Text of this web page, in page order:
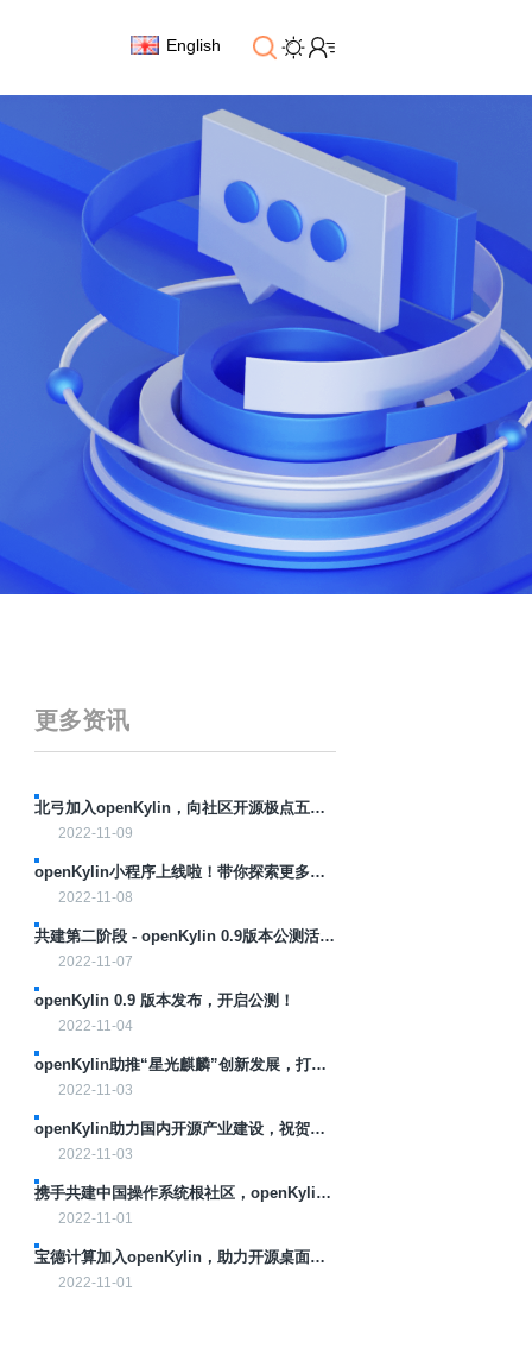
English
更多资讯
北弓加入openKylin，向社区开源极点五笔
输入法并成立FreeWB SIG！
2022-11-09
openKylin小程序上线啦！带你探索更多玩
2022-11-08
共建第二阶段 - openKylin 0.9版本公测活动
正式开启！
2022-11-07
openKylin 0.9 版本发布，开启公测！
2022-11-04
openKylin助推“星光麒麟”创新发展，打造
万物智联操作系统！
2022-11-03
openKylin助力国内开源产业建设，祝贺
COSCon'22圆满落幕！
2022-11-03
携手共建中国操作系统根社区，openKylin
单位会员破百家！
2022-11-01
宝德计算加入openKylin，助力开源桌面操
作系统产业升级发展！
2022-11-01
！